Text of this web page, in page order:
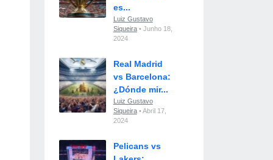
es...
Luiz Gustavo
Siqueira• Junho 18,
2024
Real Madrid
vs Barcelona:
¿Dónde mir...
Luiz Gustavo
Siqueira• Abril 17,
2024
Pelicans vs